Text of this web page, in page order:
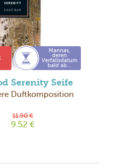
Mannas,
deren
Verfallsdatum
bald ab...
Serenity Seife
Duftkomposition
11.90 €
9.52 €